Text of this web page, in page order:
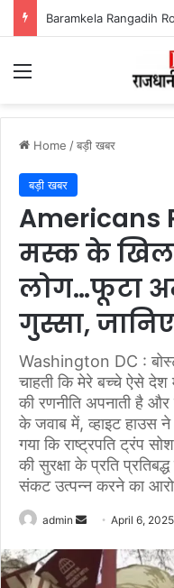
Menu
Home /बड़ी खबर
बड़ी खबर
Americans
मस्क के
लोग…फूटा
गुस्सा,
Washington DC :
चाहती कि मेरे बच्चे ऐसे
की रणनीति अपनाती है और
के जवाब में, व्हाइट हाउस
गया कि राष्ट्रपति ट्रंप
की सुरक्षा के प्रति
संकट उत्पन्न करने का
admin
Send
email
April 6, 2025